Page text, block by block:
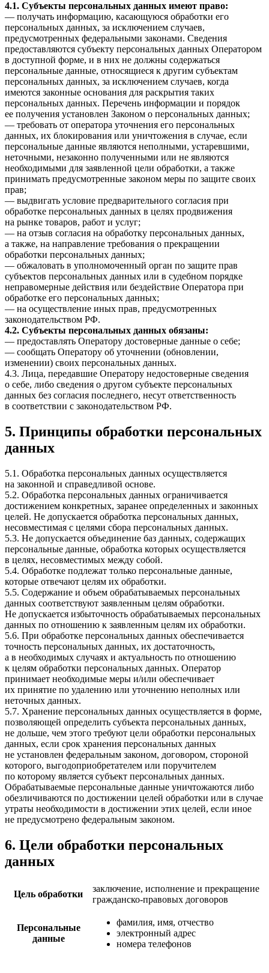
4.1. Субъекты персональных данных имеют право:
— получать информацию, касающуюся обработки его
персональных данных, за исключением случаев,
предусмотренных федеральными законами. Сведения
предоставляются субъекту персональных данных Оператором
в доступной форме, и в них не должны содержаться
персональные данные, относящиеся к другим субъектам
персональных данных, за исключением случаев, когда
имеются законные основания для раскрытия таких
персональных данных. Перечень информации и порядок
ее получения установлен Законом о персональных данных;
— требовать от оператора уточнения его персональных
данных, их блокирования или уничтожения в случае, если
персональные данные являются неполными, устаревшими,
неточными, незаконно полученными или не являются
необходимыми для заявленной цели обработки, а также
принимать предусмотренные законом меры по защите своих
прав;
— выдвигать условие предварительного согласия при
обработке персональных данных в целях продвижения
на рынке товаров, работ и услуг;
— на отзыв согласия на обработку персональных данных,
а также, на направление требования о прекращении
обработки персональных данных;
— обжаловать в уполномоченный орган по защите прав
субъектов персональных данных или в судебном порядке
неправомерные действия или бездействие Оператора при
обработке его персональных данных;
— на осуществление иных прав, предусмотренных
законодательством РФ.
4.2. Субъекты персональных данных обязаны:
— предоставлять Оператору достоверные данные о себе;
— сообщать Оператору об уточнении (обновлении,
изменении) своих персональных данных.
4.3. Лица, передавшие Оператору недостоверные сведения
о себе, либо сведения о другом субъекте персональных
данных без согласия последнего, несут ответственность
в соответствии с законодательством РФ.
5. Принципы обработки персональных
данных
5.1. Обработка персональных данных осуществляется
на законной и справедливой основе.
5.2. Обработка персональных данных ограничивается
достижением конкретных, заранее определенных и законных
целей. Не допускается обработка персональных данных,
несовместимая с целями сбора персональных данных.
5.3. Не допускается объединение баз данных, содержащих
персональные данные, обработка которых осуществляется
в целях, несовместимых между собой.
5.4. Обработке подлежат только персональные данные,
которые отвечают целям их обработки.
5.5. Содержание и объем обрабатываемых персональных
данных соответствуют заявленным целям обработки.
Не допускается избыточность обрабатываемых персональных
данных по отношению к заявленным целям их обработки.
5.6. При обработке персональных данных обеспечивается
точность персональных данных, их достаточность,
а в необходимых случаях и актуальность по отношению
к целям обработки персональных данных. Оператор
принимает необходимые меры и/или обеспечивает
их принятие по удалению или уточнению неполных или
неточных данных.
5.7. Хранение персональных данных осуществляется в форме,
позволяющей определить субъекта персональных данных,
не дольше, чем этого требуют цели обработки персональных
данных, если срок хранения персональных данных
не установлен федеральным законом, договором, стороной
которого, выгодоприобретателем или поручителем
по которому является субъект персональных данных.
Обрабатываемые персональные данные уничтожаются либо
обезличиваются по достижении целей обработки или в случае
утраты необходимости в достижении этих целей, если иное
не предусмотрено федеральным законом.
6. Цели обработки персональных
данных
Цель обработки
заключение, исполнение и прекращение
гражданско-правовых договоров
Персональные
данные
фамилия, имя, отчество
электронный адрес
номера телефонов